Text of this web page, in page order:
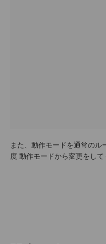
また、動作モードを通常の
度 動作モードから変更をして